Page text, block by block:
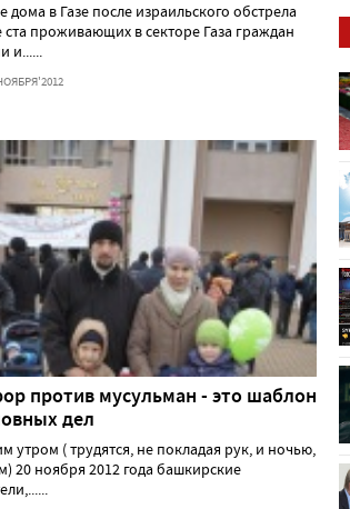
дома в Газе после израильского обстрела
ста проживающих в секторе Газа граждан
и......
против мусульман - это шаблон
дел
утром ( трудятся, не покладая рук, и ночью,
20 ноября 2012 года башкирские